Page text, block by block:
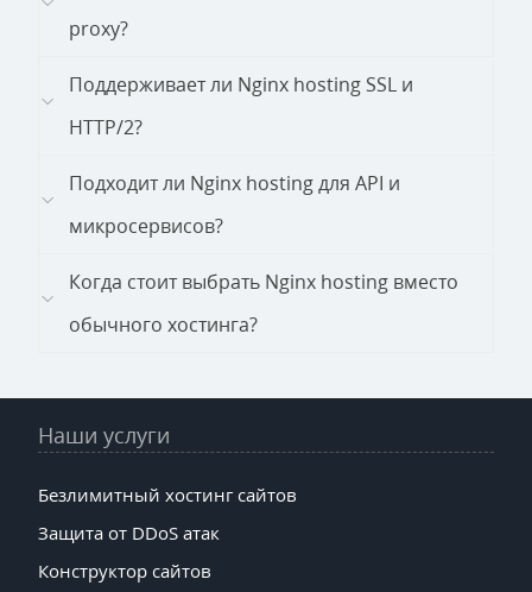
proxy?
Поддерживает ли Nginx hosting SSL и
HTTP/2?
Подходит ли Nginx hosting для API и
микросервисов?
Когда стоит выбрать Nginx hosting вместо
обычного хостинга?
Наши услуги
Безлимитный хостинг сайтов
Защита от DDoS атак
Конструктор сайтов